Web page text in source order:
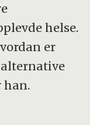
helse.
er